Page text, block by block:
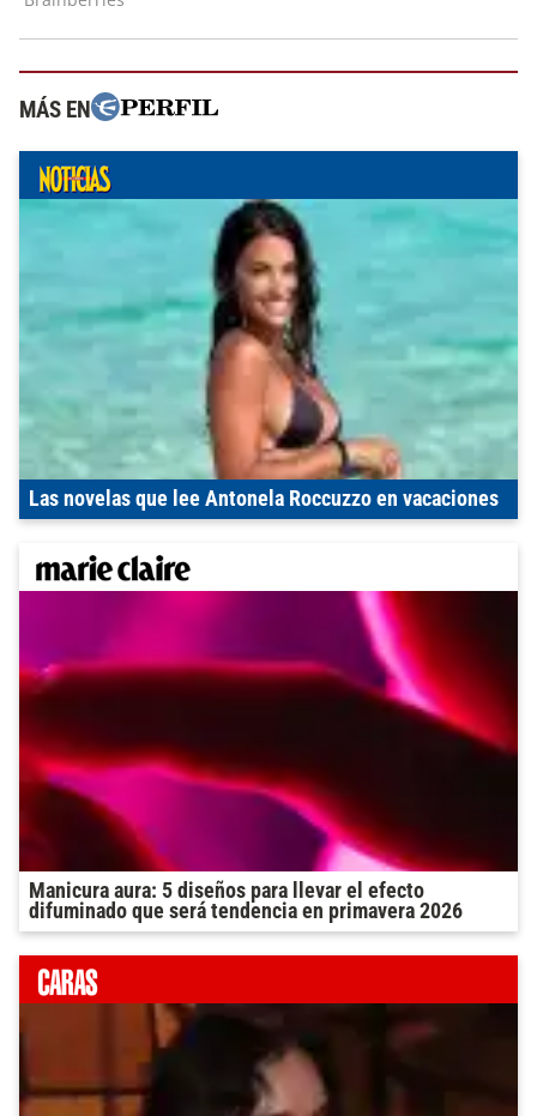
MÁS EN
Las novelas que lee Antonela Roccuzzo en vacaciones
Manicura aura: 5 diseños para llevar el efecto
difuminado que será tendencia en primavera 2026